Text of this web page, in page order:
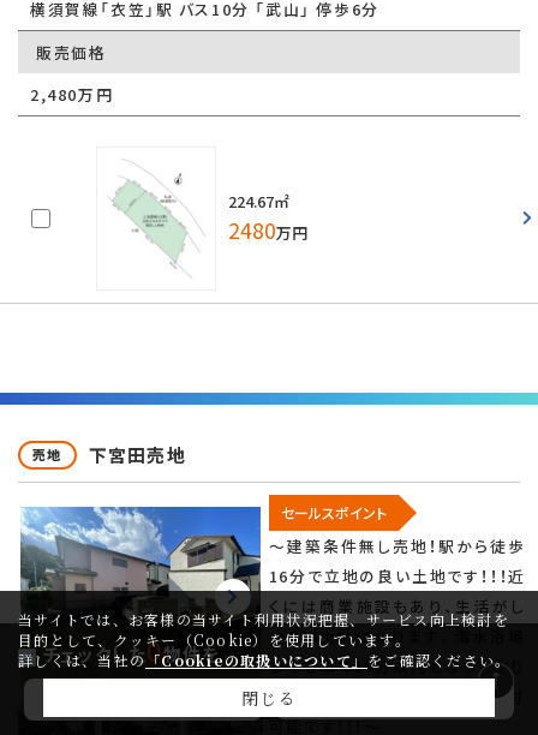
横須賀線「衣笠」駅 バス10分 「武山」 停歩6分
販売価格
2,480万円
224.67㎡
2480万円
売地 下宮田売地
セールスポイント
～建築条件無し売地！駅から徒歩
16分で立地の良い土地です！！！近
くには商業施設もあり、生活がし
やすい土地になります。海水浴場
までも車で10分以内となっており
ますので、セカンドハウスでも検討
可能です！！！～
チェックした0物件を
当サイトでは、お客様の当サイト利用状況把握、サービス向上検討を
目的として、クッキー（Cookie）を使用しています。
詳しくは、当社の「Cookieの取扱いについて」 をご確認ください。
閉じる